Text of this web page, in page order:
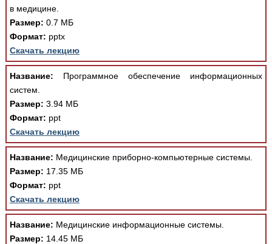
изменения размеров исходных шаблонов. При
скачивании документа данная ошибка устраняется Вашим
программным обеспечением автоматически.
в медицине.
Размер: 0.7 МБ
Формат: pptx
Скачать лекцию
Название: Программное обеспечение информационных
систем.
Размер: 3.94 МБ
Формат: ppt
Скачать лекцию
Название: Медицинские приборно-компьютерные системы.
Размер: 17.35 МБ
Формат: ppt
Скачать лекцию
Название: Медицинские информационные системы.
Размер: 14.45 МБ